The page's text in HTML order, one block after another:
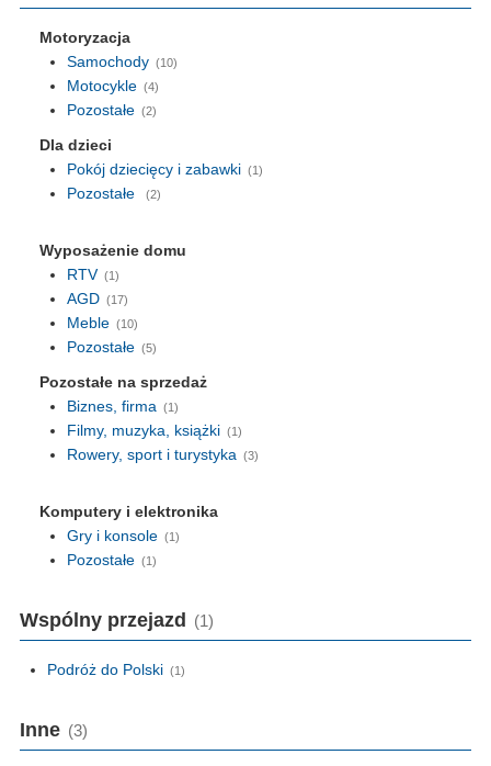
Motoryzacja
Samochody (10)
Motocykle (4)
Pozostałe (2)
Dla dzieci
Pokój dziecięcy i zabawki (1)
Pozostałe (2)
Wyposażenie domu
RTV (1)
AGD (17)
Meble (10)
Pozostałe (5)
Pozostałe na sprzedaż
Biznes, firma (1)
Filmy, muzyka, książki (1)
Rowery, sport i turystyka (3)
Komputery i elektronika
Gry i konsole (1)
Pozostałe (1)
Wspólny przejazd (1)
Podróż do Polski (1)
Inne (3)